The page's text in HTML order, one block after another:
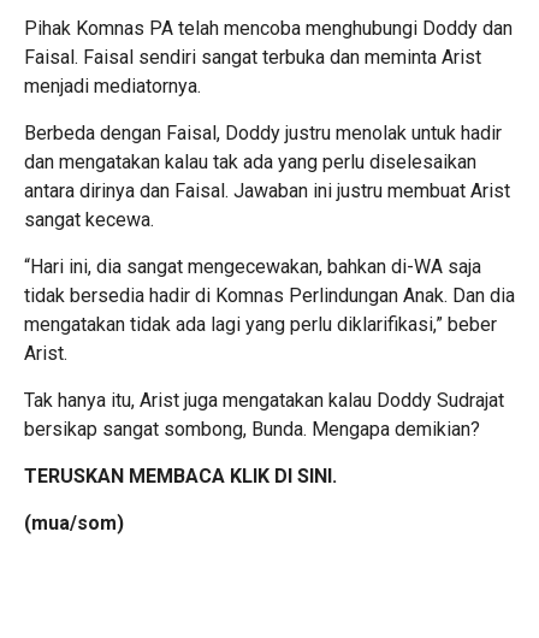
Pihak Komnas PA telah mencoba menghubungi Doddy dan
Faisal. Faisal sendiri sangat terbuka dan meminta Arist
menjadi mediatornya.
Berbeda dengan Faisal, Doddy justru menolak untuk hadir
dan mengatakan kalau tak ada yang perlu diselesaikan
antara dirinya dan Faisal. Jawaban ini justru membuat Arist
sangat kecewa.
“Hari ini, dia sangat mengecewakan, bahkan di-WA saja
tidak bersedia hadir di Komnas Perlindungan Anak. Dan dia
mengatakan tidak ada lagi yang perlu diklarifikasi,” beber
Arist.
Tak hanya itu, Arist juga mengatakan kalau Doddy Sudrajat
bersikap sangat sombong, Bunda. Mengapa demikian?
TERUSKAN MEMBACA KLIK DI SINI.
(mua/som)